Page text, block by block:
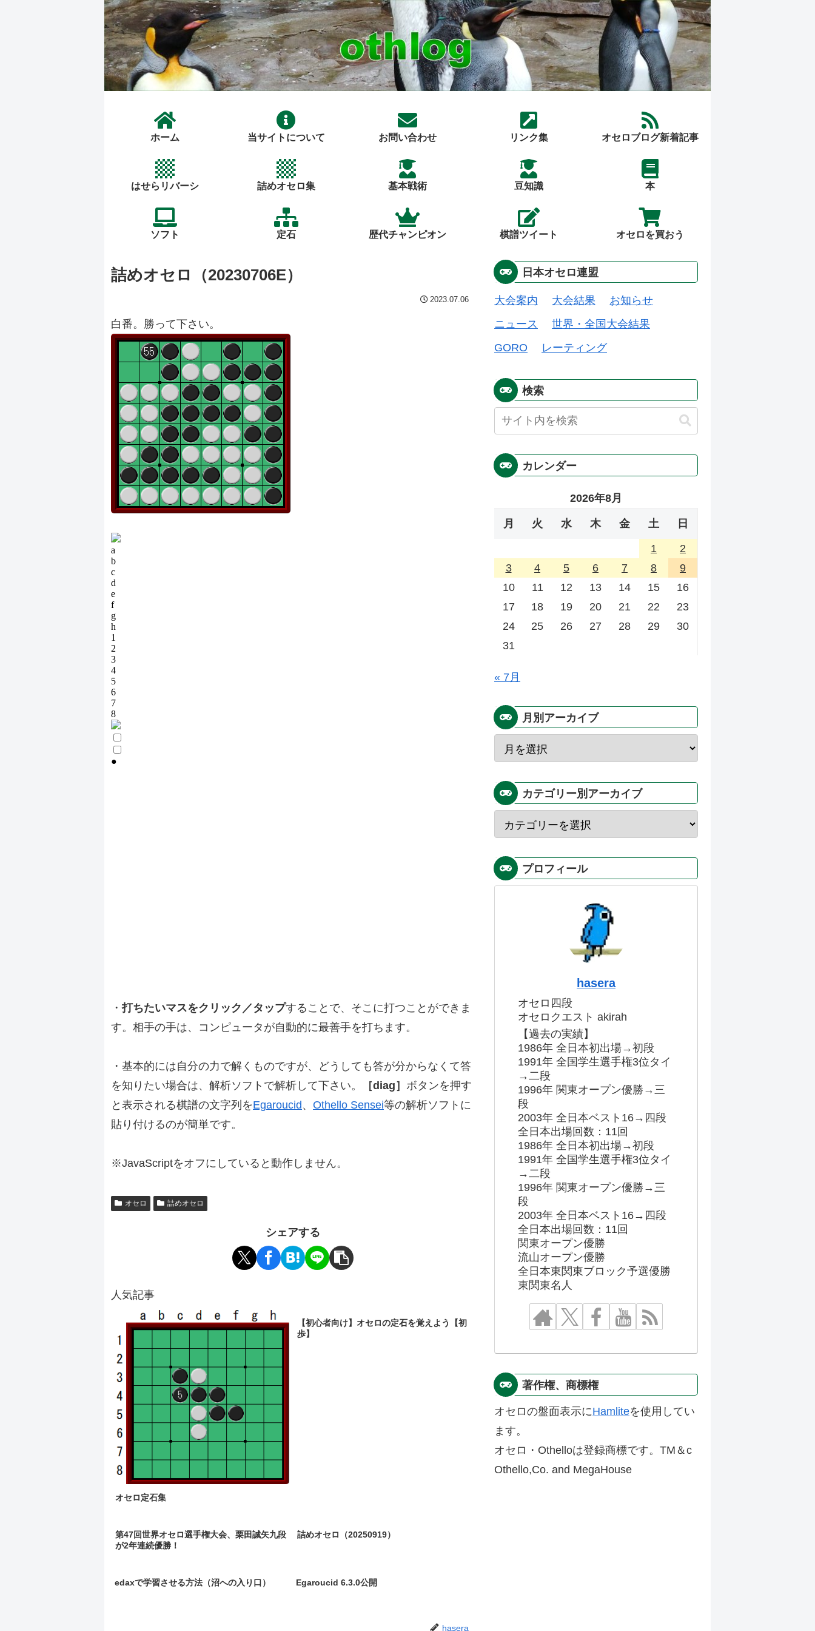
ホーム 当サイトについて お問い合わせ リンク集 オセロブログ新着記事
はせらリバーシ 詰めオセロ集 基本戦術 豆知識 本
ソフト 定石 歴代チャンピオン 棋譜ツイート オセロを買おう
詰めオセロ（20230706E）
2023.07.06
白番。勝って下さい。
・打ちたいマスをクリック／タップすることで、そこに打つことができま
す。相手の手は、コンピュータが自動的に最善手を打ちます。
・基本的には自分の力で解くものですが、どうしても答が分からなくて答
を知りたい場合は、解析ソフトで解析して下さい。
［diag］ ボタンを押す
と表示される棋譜の文字列をEgaroucid、 Othello Sensei等の解析ソフトに
貼り付けるのが簡単です。
※JavaScriptをオフにしていると動作しません。
オセロ 詰めオセロ
シェアする
人気記事
オセロ定石集
【初心者向け】オセロの定石を覚えよう【初
歩】
第47回世界オセロ選手権大会、栗田誠矢九段
が2年連続優勝！
詰めオセロ（20250919）
edaxで学習させる方法（沼への入り口） Egaroucid 6.3.0公開
hasera
日本オセロ連盟
大会案内 大会結果
お知らせ
ニュース
世界・全国大会結果
GORO
レーティング
検索
カレンダー
2026年8月
月 火 水 木 金 土 日
1
2
3
4 5 6 7 8
9
10
11 12 13 14 15
16
17
18 19 20 21 22
23
24
25 26 27 28 29
30
31
« 7月
月別アーカイブ
カテゴリー別アーカイブ
プロフィール
hasera
オセロ四段
オセロクエスト akirah
【過去の実績】
1986年 全日本初出場→初段
1991年 全国学生選手権3位タイ
→二段
1996年 関東オープン優勝→三
段
2003年 全日本ベスト16→四段
全日本出場回数：11回
1986年 全日本初出場→初段
1991年 全国学生選手権3位タイ
→二段
1996年 関東オープン優勝→三
段
2003年 全日本ベスト16→四段
全日本出場回数：11回
関東オープン優勝
流山オープン優勝
全日本東関東ブロック予選優勝
東関東名人
著作権、商標権
オセロの盤面表示にHamliteを使用してい
ます。
オセロ・Othelloは登録商標です。TM＆c
Othello,Co. and MegaHouse